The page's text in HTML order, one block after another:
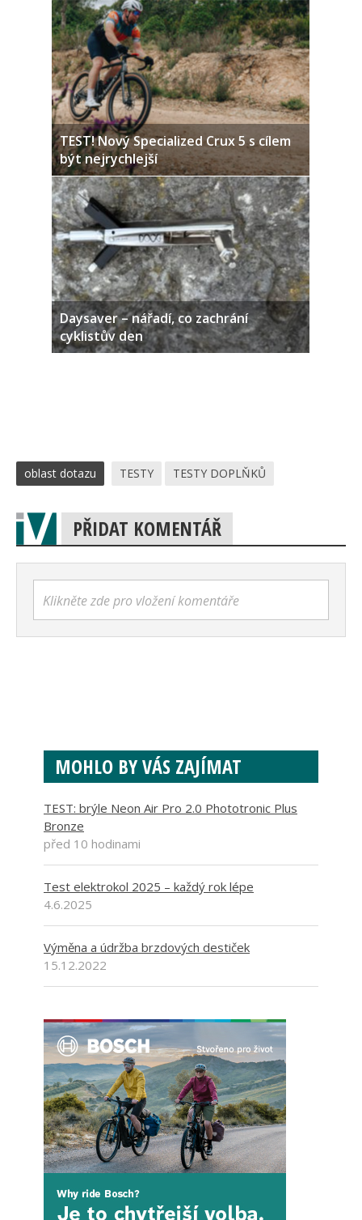
TEST! Nový Specialized Crux 5 s cílem
být nejrychlejší
Daysaver – nářadí, co zachrání
cyklistův den
oblast dotazu TESTY TESTY DOPLŇKŮ
PŘIDAT KOMENTÁŘ
Klikněte zde pro vložení komentáře
MOHLO BY VÁS ZAJÍMAT
TEST: brýle Neon Air Pro 2.0 Phototronic Plus
Bronze
před 10 hodinami
Test elektrokol 2025 – každý rok lépe
4.6.2025
Výměna a údržba brzdových destiček
15.12.2022